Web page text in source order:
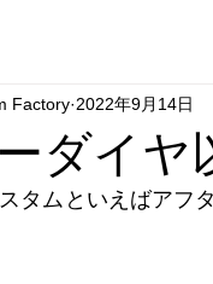
ダイヤ
Factory 2022年9月14日
タムといえばアフ